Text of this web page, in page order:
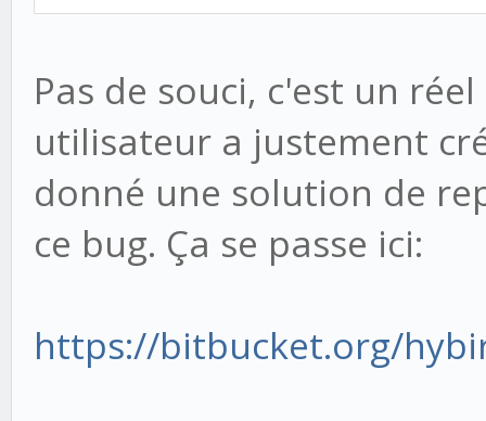
Pas de souci, c'est un
utilisateur a justement
donné une solution de
ce bug. Ça se passe ici:
https://bitbucket.org/